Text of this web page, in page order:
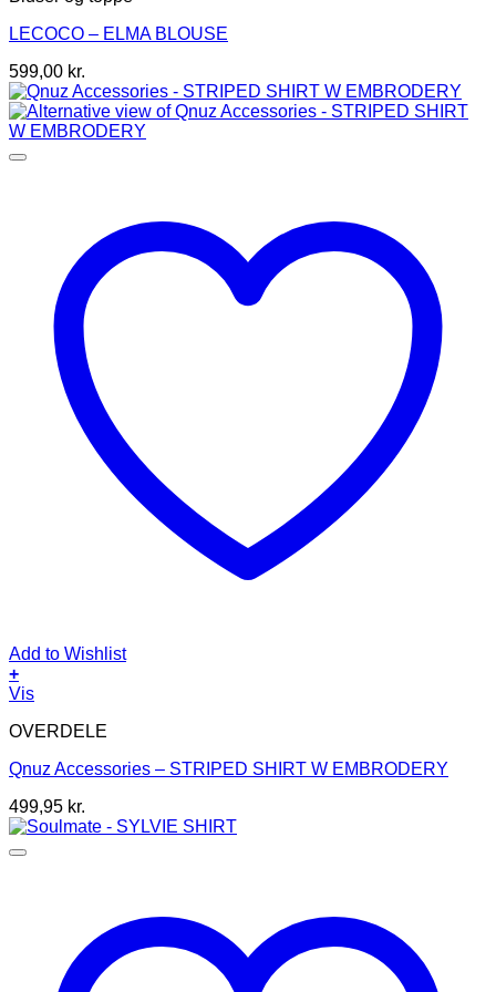
varianter.
kan
vælges
på
varesiden
LECOCO – ELMA BLOUSE
599,00 kr.
Add to Wishlist
+
Dette
har
varianter.
kan
vælges
på
Vis
OVERDELE
Qnuz Accessories – STRIPED SHIRT W EMBRODERY
499,95 kr.